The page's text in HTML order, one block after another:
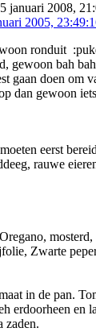
januari 2008,
2005,
ronduit
gewoon bah
gaan doen om
dan gewoon
eerst
rauwe
Zwarte
in de pan.
erdoorheen en
zaden.